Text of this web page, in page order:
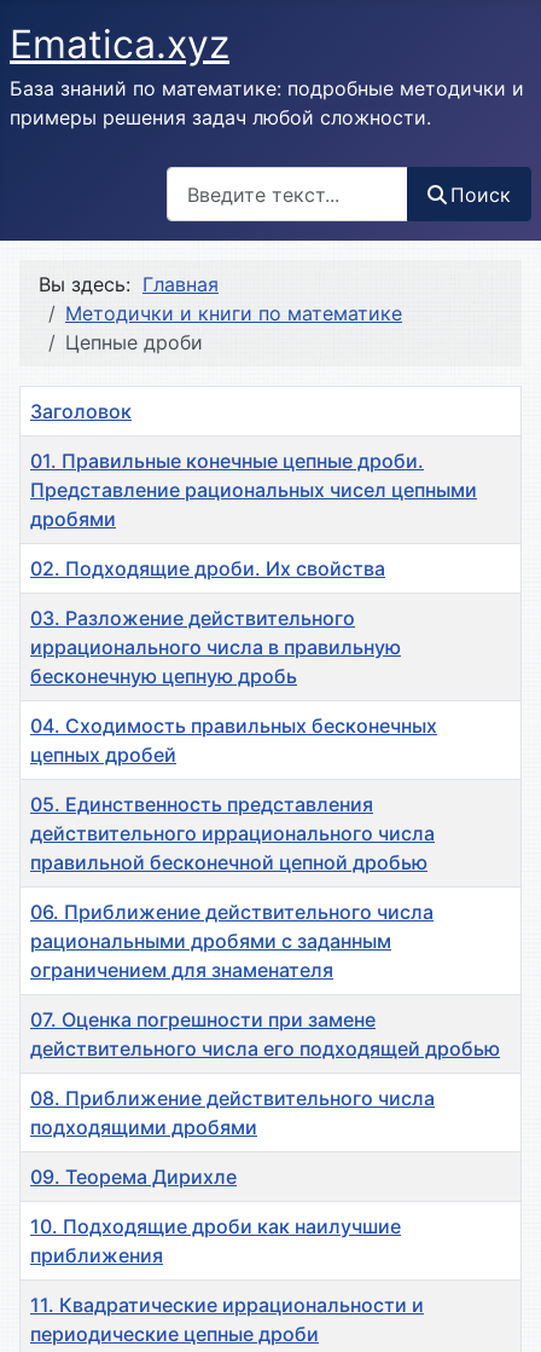
Ematica.xyz
База знаний по математике: подробные методички и
примеры решения задач любой сложности.
Поиск
Вы здесь: Главная
Методички и книги по математике
Цепные дроби
Заголовок
01. Правильные конечные цепные дроби.
Представление рациональных чисел цепными
дробями
02. Подходящие дроби. Их свойства
03. Разложение действительного
иррационального числа в правильную
бесконечную цепную дробь
04. Сходимость правильных бесконечных
цепных дробей
05. Единственность представления
действительного иррационального числа
правильной бесконечной цепной дробью
06. Приближение действительного числа
рациональными дробями с заданным
ограничением для знаменателя
07. Оценка погрешности при замене
действительного числа его подходящей дробью
08. Приближение действительного числа
подходящими дробями
09. Теорема Дирихле
10. Подходящие дроби как наилучшие
приближения
11. Квадратические иррациональности и
периодические цепные дроби